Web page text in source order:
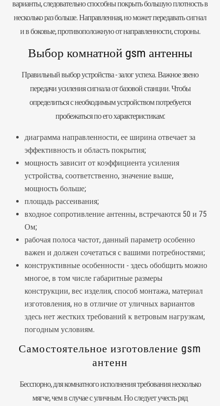
варианты, следовательно способны покрыть большую плотность в
несколько раз больше. Направленная, но может передавать сигнал
и в боковые, противоположную от направленности, стороны.
Выбор комнатной gsm антенны
Правильный выбор устройства - залог успеха. Важное звено
передачи усиления сигнала от базовой станции. Чтобы
определиться с необходимым устройством потребуется
пробежаться по его характеристикам:
диаграмма направленности, ее ширина отвечает за
эффективность и область покрытия;
мощность зависит от коэффициента усиления
устройства, соответственно, значение выше,
мощность больше;
площадь рассеивания;
входное сопротивление антенны, встречаются 50 и 75
Ом;
рабочая полоса частот, данный параметр особенно
важен и должен сочетаться с вашими потребностями;
конструктивные особенности - здесь обобщить можно
многое, в том числе габаритные размеры
конструкции, вес изделия, способ монтажа, материал
изготовления, но в отличие от уличных вариантов
здесь нет жестких требований к ветровым нагрузкам,
погодным условиям.
Самостоятельное изготовление gsm
антенн
Бесспорно, для комнатного исполнения требования несколько
мягче, чем в случае суличным. Но следует учесть ряд